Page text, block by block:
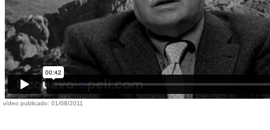
vídeo publicado: 01/08/2011